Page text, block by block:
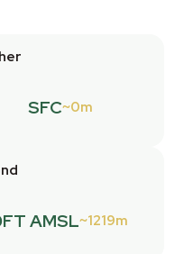
SFC 0m
AMSL 1219m